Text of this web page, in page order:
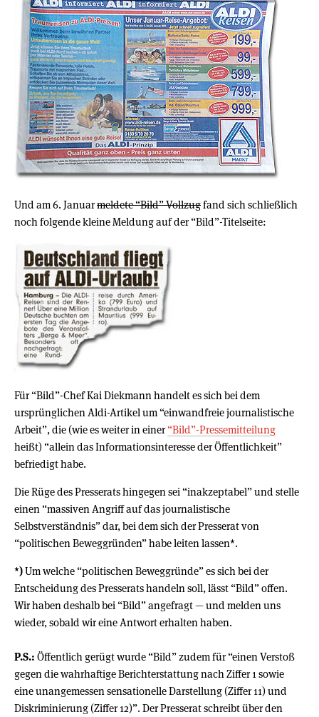
Und am 6. Januarmeldete “Bild” Vollzugfand sich schließlich
noch folgende kleine Meldung auf der “Bild”-Titelseite:
Für “Bild”-Chef Kai Diekmann handelt es sich bei dem
ursprünglichen Aldi-Artikel um “einwandfreie journalistische
Arbeit”, die (wie es weiter in einer“Bild”-Pressemitteilung
heißt) “allein das Informationsinteresse der Öffentlichkeit”
befriedigt habe.
Die Rüge des Presserats hingegen sei “inakzeptabel” und stelle
einen “massiven Angriff auf das journalistische
Selbstverständnis” dar, bei dem sich der Presserat von
“politischen Beweggründen” habe leiten lassen*.
*)Um welche “politischen Beweggründe” es sich bei der
Entscheidung des Presserats handeln soll, lässt “Bild” offen.
Wir haben deshalb bei “Bild” angefragt — und melden uns
wieder, sobald wir eine Antwort erhalten haben.
P.S.: Öffentlich gerügt wurde “Bild” zudem für “einen Verstoß
gegen die wahrhaftige Berichterstattung nach Ziffer 1 sowie
eine unangemessen sensationelle Darstellung (Ziffer 11) und
Diskriminierung (Ziffer 12)”. Der Presserat schreibt über den